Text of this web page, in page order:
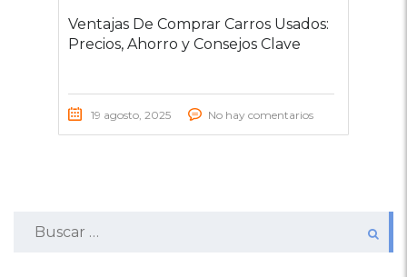
Ventajas De Comprar Carros Usados:
Precios, Ahorro y Consejos Clave
19 agosto, 2025 No hay comentarios